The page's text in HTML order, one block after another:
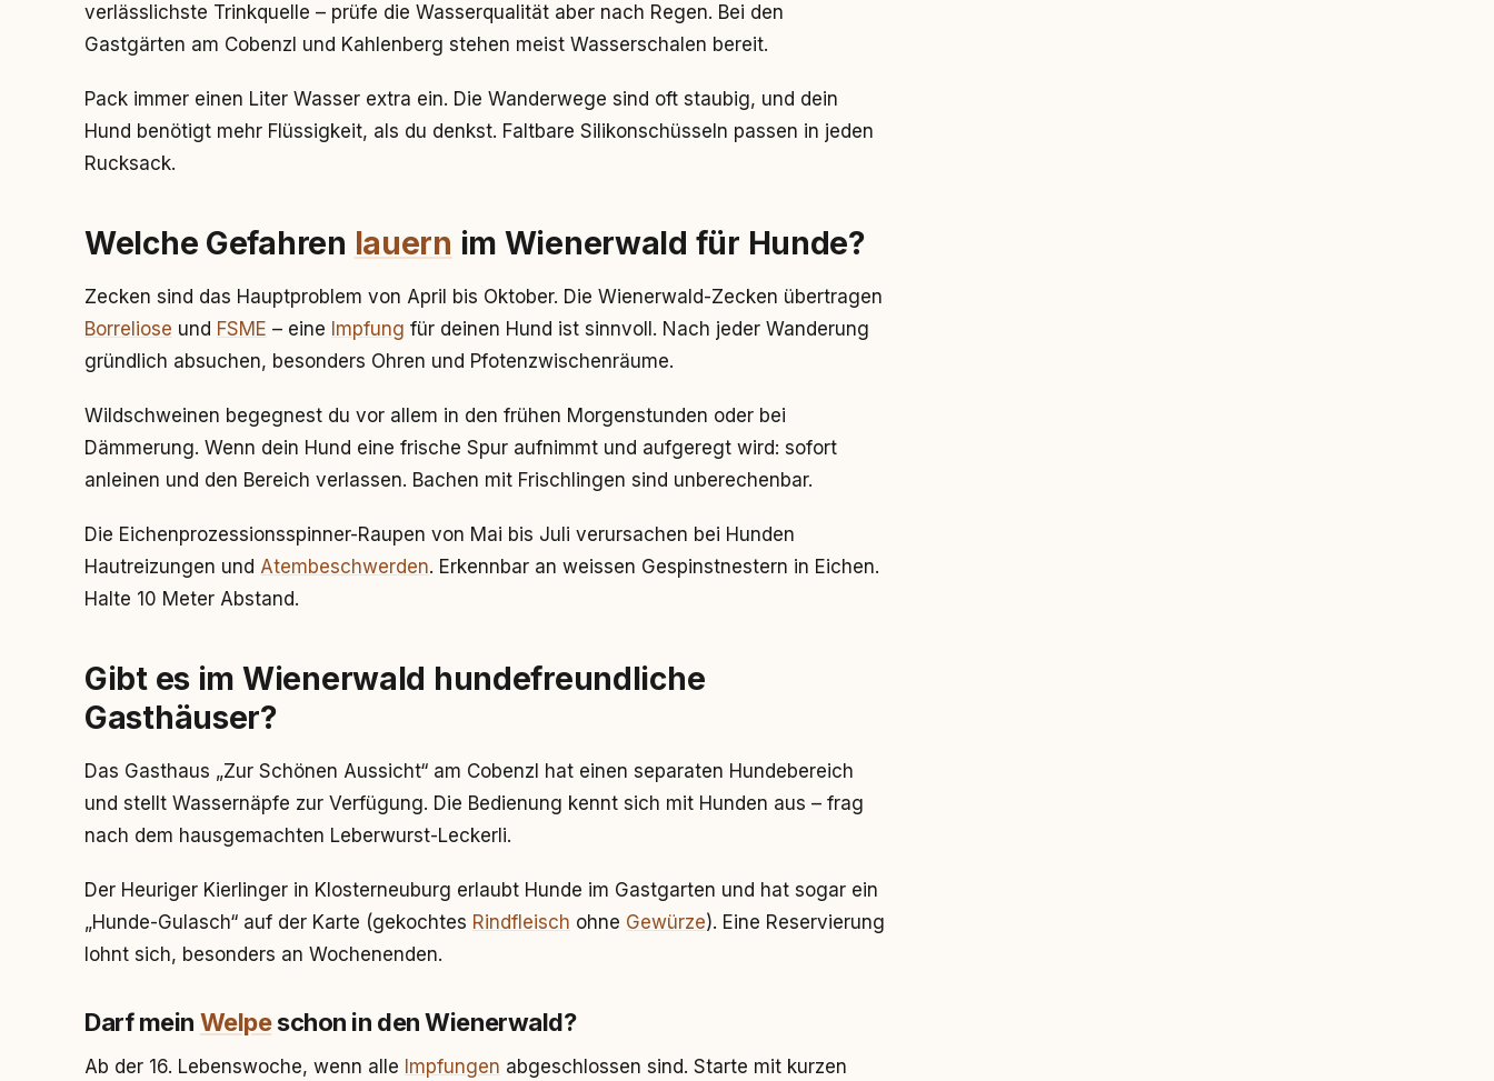
verlässlichste Trinkquelle – prüfe die Wasserqualität aber nach Regen. Bei den
Gastgärten am Cobenzl und Kahlenberg stehen meist Wasserschalen bereit.
Pack immer einen Liter Wasser extra ein. Die Wanderwege sind oft staubig, und dein
Hund benötigt mehr Flüssigkeit, als du denkst. Faltbare Silikonschüsseln passen in jeden
Rucksack.
Welche Gefahren lauern im Wienerwald für Hunde?
Zecken sind das Hauptproblem von April bis Oktober. Die Wienerwald-Zecken übertragen
Borreliose und FSME – eine Impfung für deinen Hund ist sinnvoll. Nach jeder Wanderung
gründlich absuchen, besonders Ohren und Pfotenzwischenräume.
Wildschweinen begegnest du vor allem in den frühen Morgenstunden oder bei
Dämmerung. Wenn dein Hund eine frische Spur aufnimmt und aufgeregt wird: sofort
anleinen und den Bereich verlassen. Bachen mit Frischlingen sind unberechenbar.
Die Eichenprozessionsspinner-Raupen von Mai bis Juli verursachen bei Hunden
Hautreizungen und Atembeschwerden. Erkennbar an weissen Gespinstnestern in Eichen.
Halte 10 Meter Abstand.
Gibt es im Wienerwald hundefreundliche
Gasthäuser?
Das Gasthaus „Zur Schönen Aussicht“ am Cobenzl hat einen separaten Hundebereich
und stellt Wassernäpfe zur Verfügung. Die Bedienung kennt sich mit Hunden aus – frag
nach dem hausgemachten Leberwurst-Leckerli.
Der Heuriger Kierlinger in Klosterneuburg erlaubt Hunde im Gastgarten und hat sogar ein
„Hunde-Gulasch“ auf der Karte (gekochtes Rindfleisch ohne Gewürze). Eine Reservierung
lohnt sich, besonders an Wochenenden.
Darf mein Welpeschon in den Wienerwald?
Ab der 16. Lebenswoche, wenn alle Impfungen abgeschlossen sind. Starte mit kurzen